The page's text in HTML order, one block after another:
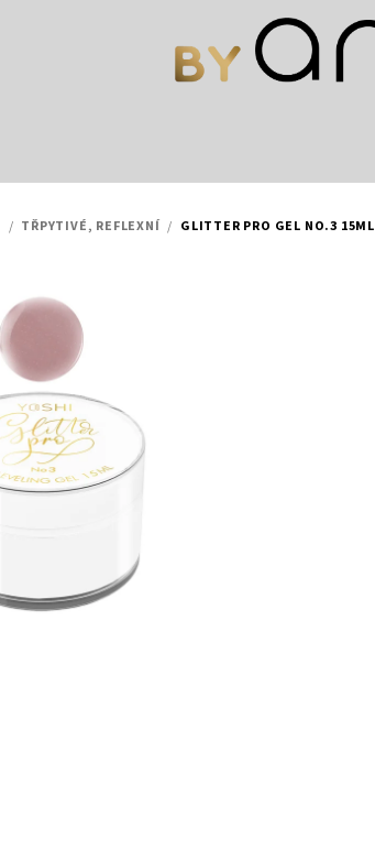
/ TŘPYTIVÉ, REFLEXNÍ / GLITTER PRO GEL NO.3 15ML